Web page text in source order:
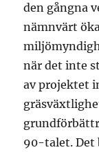
den gångna
nämnvärt
när det inte
av projektet
90-talet. Det